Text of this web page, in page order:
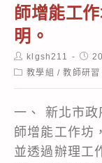
師增能工
明。
Post
author:
klgsh211
Post
Post教學組 / 教師研習
一、 新北市
師增能工作坊
並透過辦理工